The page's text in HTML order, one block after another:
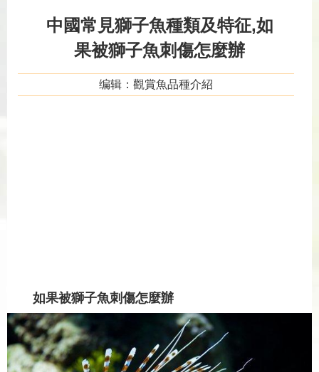
中國常見獅子魚種類及特征,如
果被獅子魚刺傷怎麼辦
编辑：觀賞魚品種介紹
如果被獅子魚刺傷怎麼辦